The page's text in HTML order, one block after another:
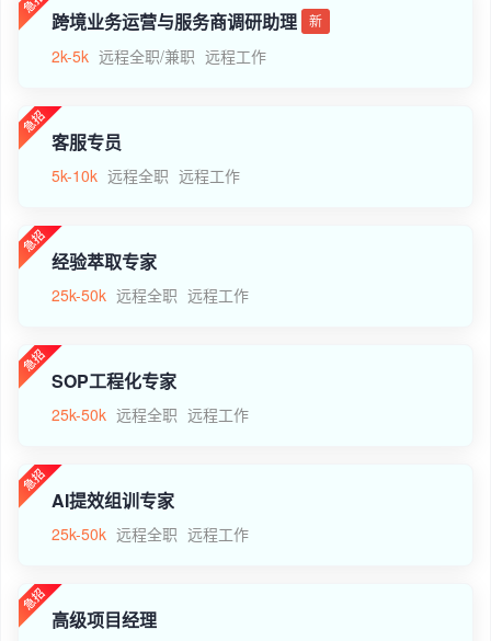
跨境业务运营与服务商调研助理 新
2k-5k 远程全职/兼职 远程工作
客服专员
5k-10k 远程全职 远程工作
经验萃取专家
25k-50k 远程全职 远程工作
SOP工程化专家
25k-50k 远程全职 远程工作
AI提效组训专家
25k-50k 远程全职 远程工作
高级项目经理